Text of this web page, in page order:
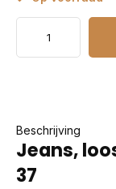
Beschrijving
Jeans,
37